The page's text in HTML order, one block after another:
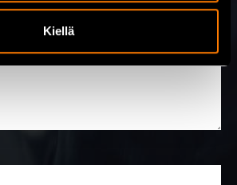
Kiellä